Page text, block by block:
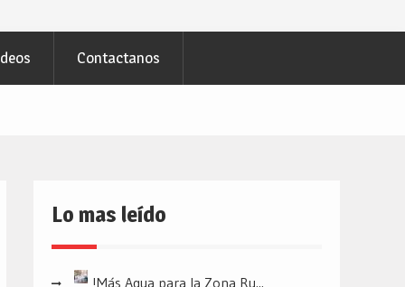
Contactanos
Lo mas leído
!Más Agua para la Zona Ru...